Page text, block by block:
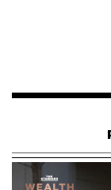
ในขณะที่คู่แข่งใน
จ่าย แต่ Grab ก็
โดยเลือกที่จะชะ
ดำเนินงานบางอย่